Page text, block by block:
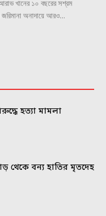
খানের ১০ বছরের সশ্রম
অনাদায়ে আরও...
হত্যা মামলা
থেকে বন্য হাতির মৃতদেহ